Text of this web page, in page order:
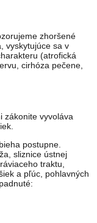
zhoršené
vyskytujúce sa v
(atrofická
cirhóza pečene,
zákonite vyvoláva
postupne.
sliznice ústnej
traktu,
a pľúc, pohlavných